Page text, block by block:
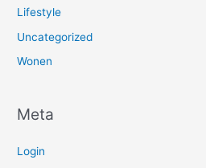
Lifestyle
Uncategorized
Wonen
Meta
Login